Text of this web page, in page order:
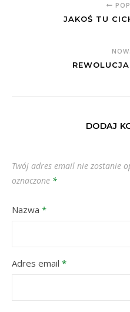
JAKOŚ TU
DODAJ
Twój adres email nie zostanie
oznaczone *
Nazwa *
Adres email *